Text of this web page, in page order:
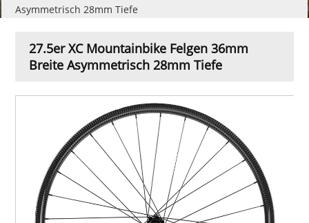
Asymmetrisch 28mm Tiefe
27.5er XC Mountainbike Felgen 36mm
Breite Asymmetrisch 28mm Tiefe